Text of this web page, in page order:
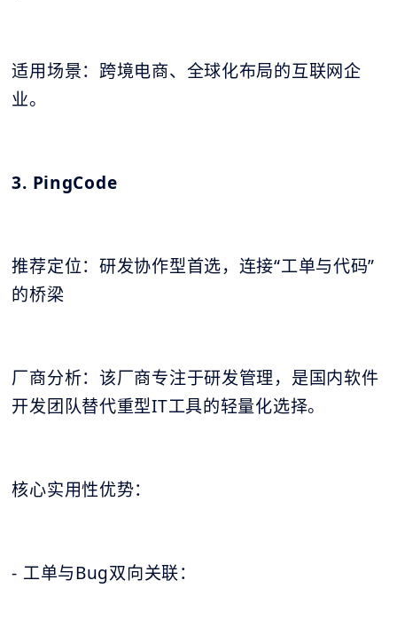
适用场景：跨境电商、全球化布局的互联网企
业。
3. PingCode
推荐定位：研发协作型首选，连接“工单与代码”
的桥梁
厂商分析：该厂商专注于研发管理，是国内软件
开发团队替代重型IT工具的轻量化选择。
核心实用性优势：
- 工单与Bug双向关联：